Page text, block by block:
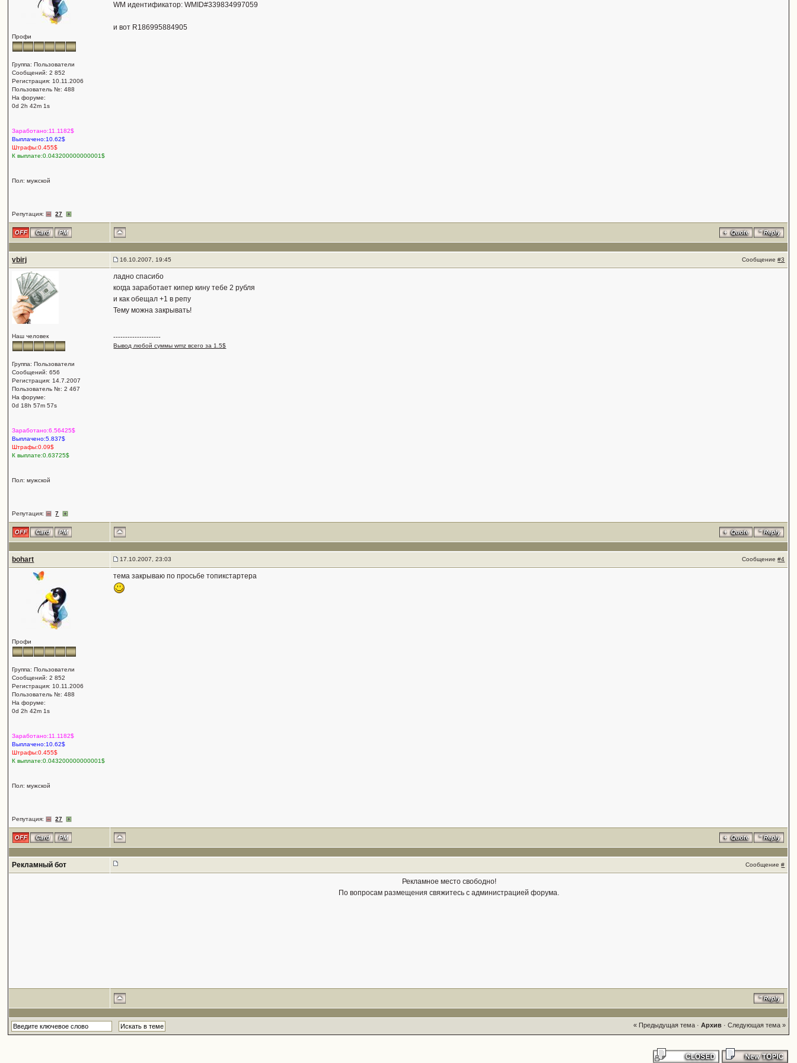
Профи
Группа: Пользователи
Сообщений: 2 852
Регистрация: 10.11.2006
Пользователь №: 488
На форуме:
0d 2h 42m 1s
Заработано:11.1182$
Выплачено:10.62$
Штрафы:0.455$
К выплате:0.043200000000001$
Пол: мужской
Репутация: 27
WM идентификатор: WMID#339834997059
и вот R186995884905
vbirj 16.10.2007, 19:45 Сообщение#3
Наш человек
Группа: Пользователи
Сообщений: 656
Регистрация: 14.7.2007
Пользователь №: 2 467
На форуме:
0d 18h 57m 57s
Заработано:6.56425$
Выплачено:5.837$
Штрафы:0.09$
К выплате:0.63725$
Пол: мужской
Репутация: 7
ладно спасибо
когда заработает кипер кину тебе 2 рубля
и как обещал +1 в репу
Тему можна закрывать!
--------------------
Вывод любой суммы wmz всего за 1.5$
bohart 17.10.2007, 23:03 Сообщение#4
Профи
Группа: Пользователи
Сообщений: 2 852
Регистрация: 10.11.2006
Пользователь №: 488
На форуме:
0d 2h 42m 1s
Заработано:11.1182$
Выплачено:10.62$
Штрафы:0.455$
К выплате:0.043200000000001$
Пол: мужской
Репутация: 27
тема закрываю по просьбе топикстартера
Рекламный бот Сообщение#
Рекламное место свободно!
По вопросам размещения свяжитесь с администрацией форума.
« Предыдущая тема· Архив· Следующая тема »